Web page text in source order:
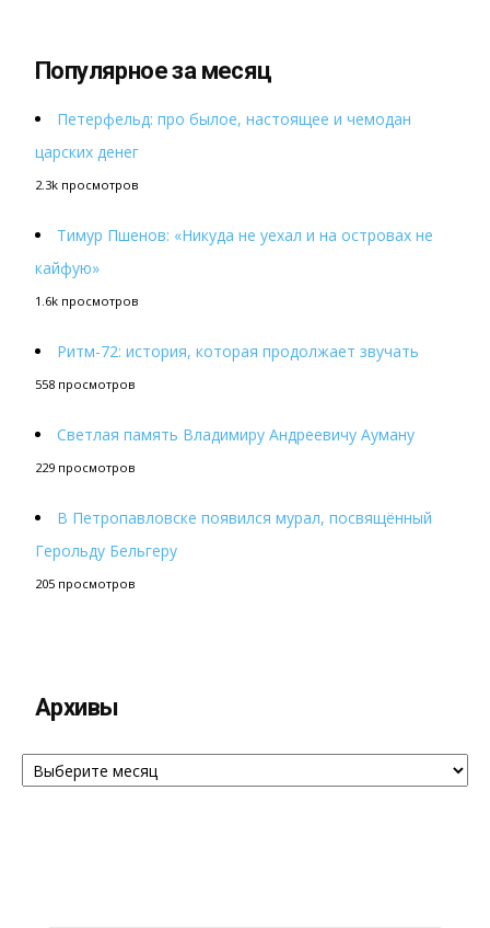
Популярное за месяц
Петерфельд: про былое, настоящее и чемодан
царских денег
2.3k просмотров
Тимур Пшенов: «Никуда не уехал и на островах не
кайфую»
1.6k просмотров
Ритм-72: история, которая продолжает звучать
558 просмотров
Светлая память Владимиру Андреевичу Ауману
229 просмотров
В Петропавловске появился мурал, посвящённый
Герольду Бельгеру
205 просмотров
Архивы
Архивы